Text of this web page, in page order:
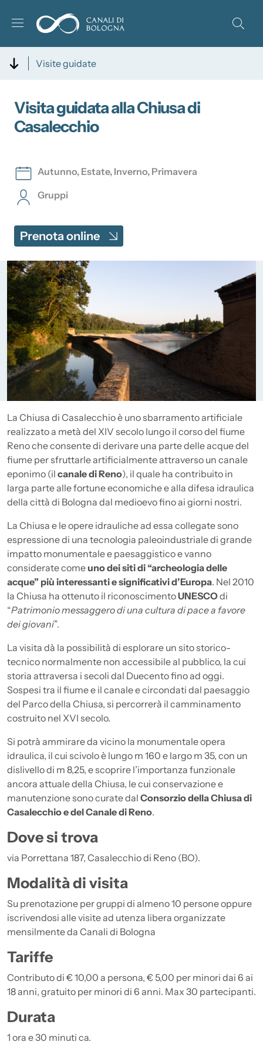
Visite guidate
Visita guidata alla Chiusa di
Casalecchio
Autunno, Estate, Inverno, Primavera
Gruppi
Prenota online
Descrizione
La Chiusa di Casalecchio è uno sbarramento artificiale
realizzato a metà del XIV secolo lungo il corso del fiume
Reno che consente di derivare una parte delle acque del
fiume per sfruttarle artificialmente attraverso un canale
eponimo (il canale di Reno), il quale ha contribuito in
larga parte alle fortune economiche e alla difesa idraulica
della città di Bologna dal medioevo fino ai giorni nostri.
La Chiusa e le opere idrauliche ad essa collegate sono
espressione di una tecnologia paleoindustriale di grande
impatto monumentale e paesaggistico e vanno
considerate comeuno dei siti di “archeologia delle
acque” più interessanti e significativi d’Europa. Nel 2010
la Chiusa ha ottenuto il riconoscimentoUNESCOdi
“Patrimonio messaggero di una cultura di pace a favore
dei giovani”.
La visita dà la possibilità di esplorare un sito storico-
tecnico normalmente non accessibile al pubblico, la cui
storia attraversa i secoli dal Duecento fino ad oggi.
Sospesi tra il fiume e il canale e circondati dal paesaggio
del Parco della Chiusa, si percorrerà il camminamento
costruito nel XVI secolo.
Si potrà ammirare da vicino la monumentale opera
idraulica, il cui scivolo è lungo m 160 e largo m 35, con un
dislivello di m 8,25, e scoprire l’importanza funzionale
ancora attuale della Chiusa, le cui conservazione e
manutenzione sono curate dal Consorzio della Chiusa di
Casalecchio e del Canale di Reno.
Dove si trova
via Porrettana 187, Casalecchio di Reno (BO).
Modalità di visita
Su prenotazione per gruppi di almeno 10 persone oppure
iscrivendosi alle visite ad utenza libera organizzate
mensilmente da Canali di Bologna
Tariffe
Contributo di € 10,00 a persona, € 5,00 per minori dai 6 ai
18 anni, gratuito per minori di 6 anni. Max 30 partecipanti.
Durata
1 ora e 30 minuti ca.